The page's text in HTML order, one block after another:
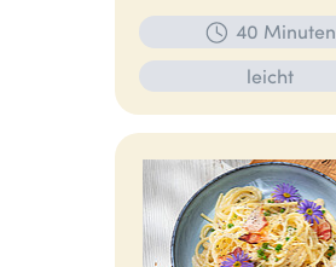
40 Minuten
leicht